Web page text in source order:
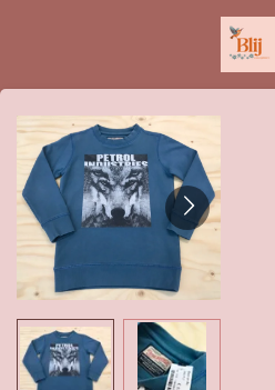
naar
de
hoofdinhoud